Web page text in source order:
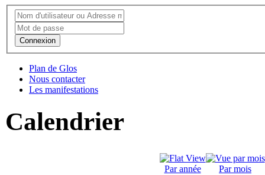
Connexion
Plan de Glos
Nous contacter
Les manifestations
Calendrier
Par année Par mois